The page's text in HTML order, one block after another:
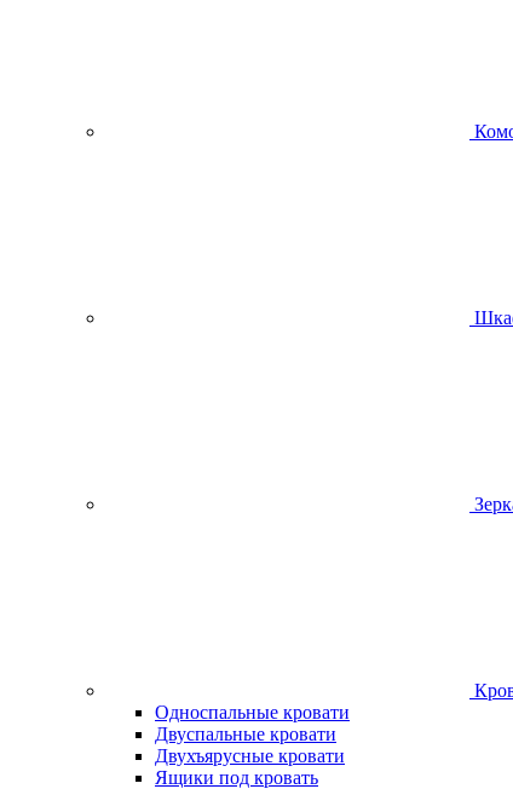
Односпальные кровати
Двуспальные кровати
Двухъярусные кровати
Ящики под кровать